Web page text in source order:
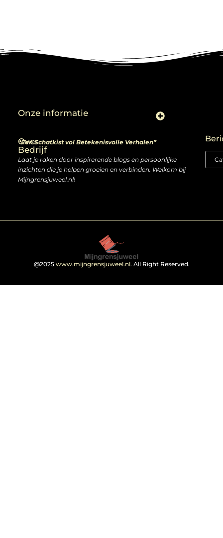
Over
Bedrijf
“Een Schatkist vol Betekenisvolle Verhalen”
Laat je raken door inspirerende blogs en persoonlijke
inzichten die je helpen groeien en verbinden. Welkom bij
Mijngrensjuweel.nl!
Onze informatie
@2025 www.mijngrensjuweel.nl. All Right Reserved.